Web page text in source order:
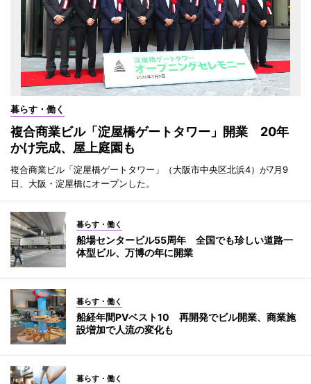
暮らす・働く
複合商業ビル「淀屋橋ゲートタワー」開業 20年
かけ完成、屋上庭園も
複合商業ビル「淀屋橋ゲートタワー」（大阪市中央区北浜4）が7月9
日、大阪・淀屋橋にオープンした。
暮らす・働く
船場センタービル55周年 全国でも珍しい道路一
体型ビル、万博の年に開業
暮らす・働く
船経年間PVベスト10 再開発でビル開業、商業施
設増加で人流の変化も
暮らす・働く